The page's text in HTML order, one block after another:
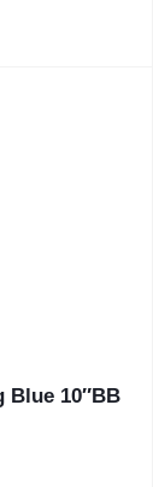
10″BB